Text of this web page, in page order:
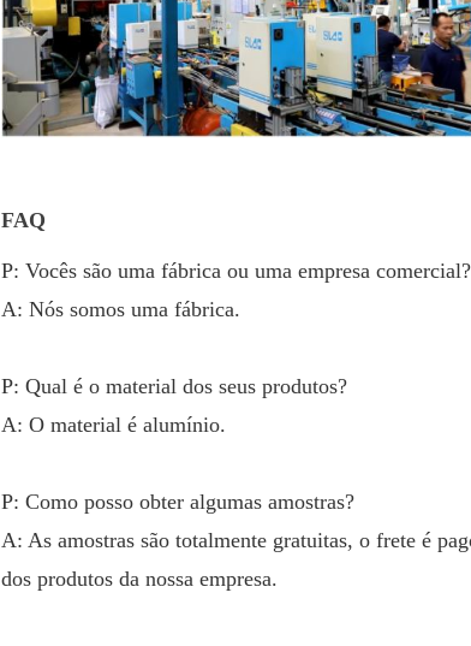
FAQ
P: Vocês são uma fábrica ou uma empresa comercial?
A: Nós somos uma fábrica.
P: Qual é o material dos seus produtos?
A: O material é alumínio.
P: Como posso obter algumas amostras?
A: As amostras são totalmente gratuitas, o frete é
dos produtos da nossa empresa.